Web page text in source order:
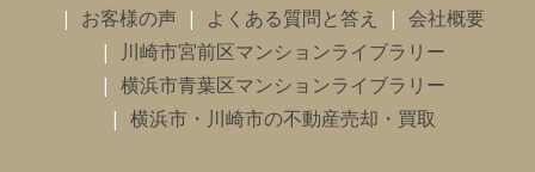
お客様の声
よくある質問と答え
会社概要
川崎市宮前区マンションライブラリー
横浜市青葉区マンションライブラリー
横浜市・川崎市の不動産売却・買取